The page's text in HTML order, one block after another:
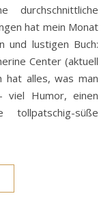
hat mein Monat
und lustigen Buch:
Center (aktuell
hat alles, was man
viel Humor, einen
süße